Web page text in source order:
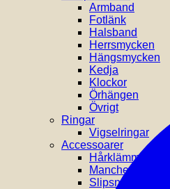
Armband
Fotlänk
Halsband
Herrsmycken
Hängsmycken
Kedja
Klockor
Örhängen
Övrigt
Ringar
Vigselringar
Accessoarer
Hårklämmor
Manchettknappar
Slipsnålar